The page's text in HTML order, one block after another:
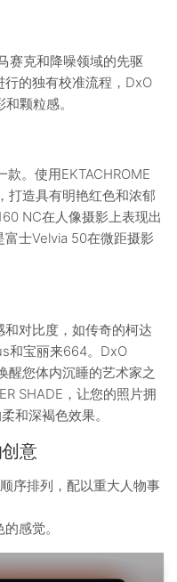
赛克和降噪领域的先驱
的独有校准流程，DxO
颗粒感。
。使用EKTACHROME
打造具有明艳红色和浓郁
NC在人像摄影上表现出
士Velvia 50在微距摄影
对比度，如传奇的柯达
和宝丽来664。DxO
醒您体内沉睡的艺术家之
SHADE，让您的照片拥
和深褐色效果。
意
序排列，配以重大人物事
感觉。